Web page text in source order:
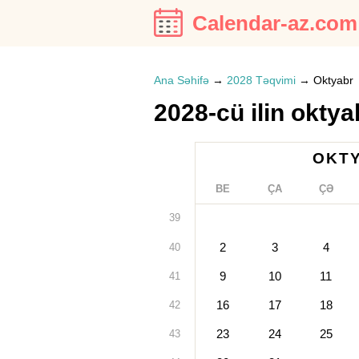
Calendar-az.com
Ana Səhifə → 2028 Təqvimi → Oktyabr
2028-cü ilin
BE ÇA ÇƏ
39
40 2 3 4
41 9 10 11
42 16 17 18
43 23 24 25